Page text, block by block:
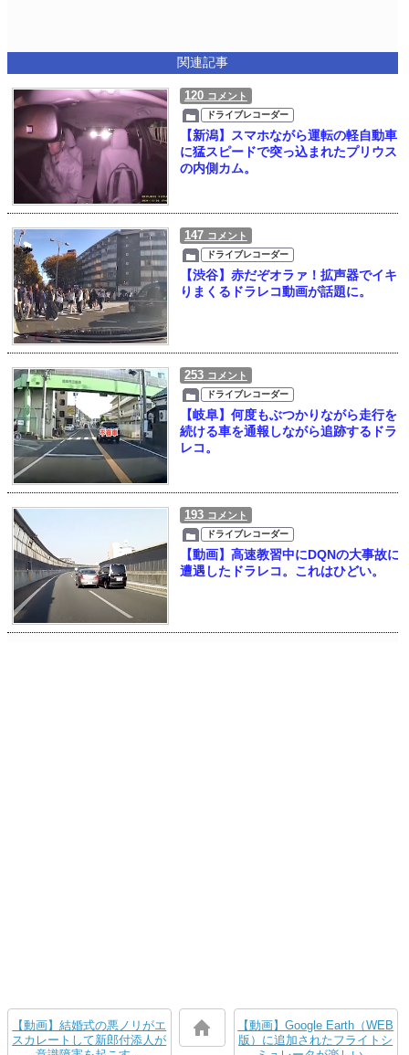
関連記事
120 コメント
ドライブレコーダー
【新潟】スマホながら運転の軽自動車
に猛スピードで突っ込まれたプリウス
の内側カム。
147 コメント
ドライブレコーダー
【渋谷】赤だぞオラァ！拡声器でイキ
りまくるドラレコ動画が話題に。
253 コメント
ドライブレコーダー
【岐阜】何度もぶつかりながら走行を
続ける車を通報しながら追跡するドラ
レコ。
193 コメント
ドライブレコーダー
【動画】高速教習中にDQNの大事故に
遭遇したドラレコ。これはひどい。
【動画】結婚式の悪ノリがエ
スカレートして新郎付添人が
【動画】Google Earth（WEB
版）に追加されたフライトシ